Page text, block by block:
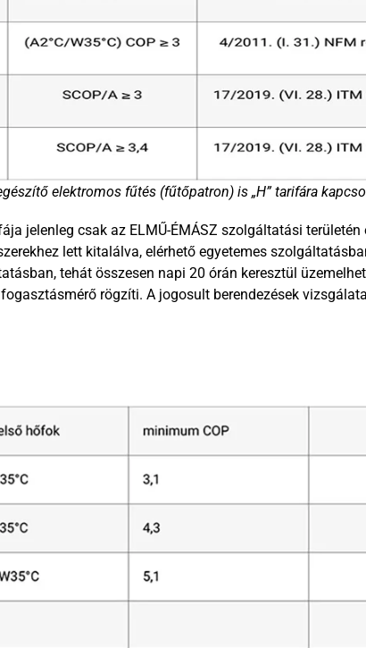
elektromos fűtés (fűtőpatron) is „H” tarifára
jelenleg csak az ELMŰ-ÉMÁSZ szolgáltatási területén
lett kitalálva, elérhető egyetemes
tehát összesen napi 20 órán keresztül
rögzíti. A jogosult berendezések